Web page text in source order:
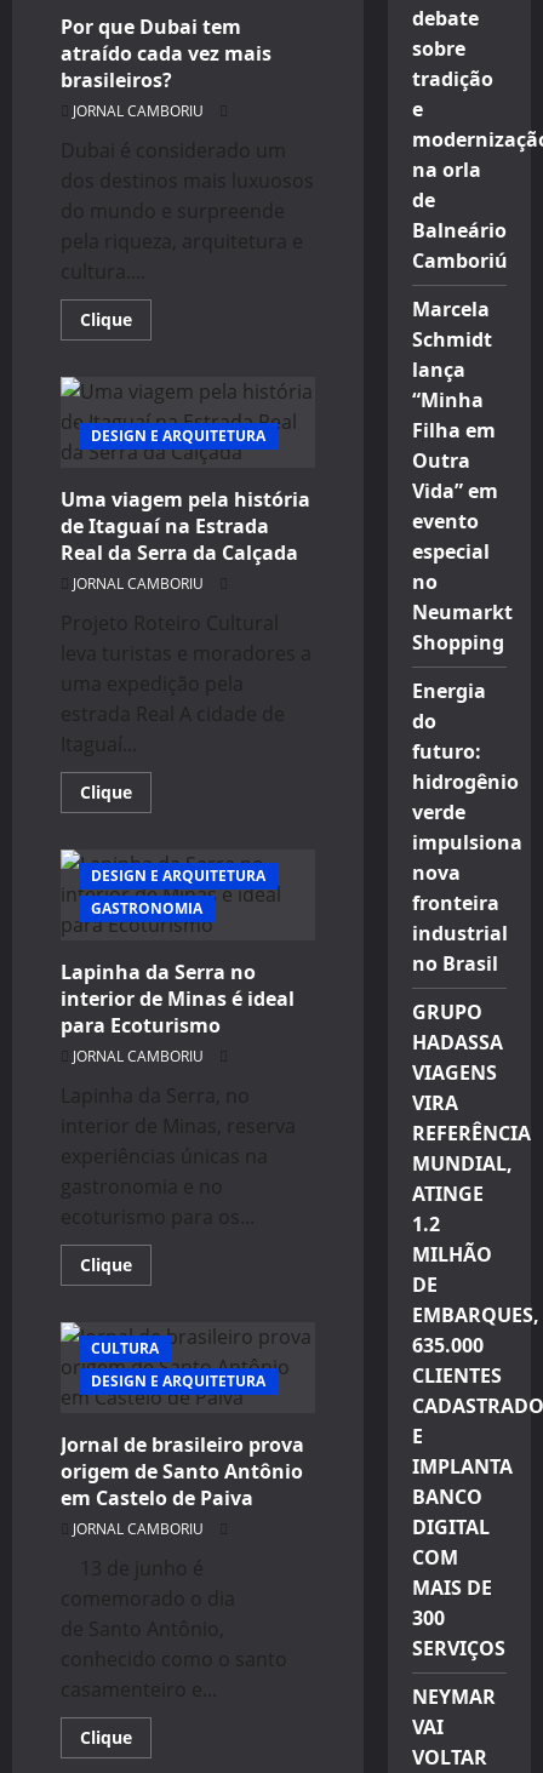
primeira
viagem
internacional
Por que Dubai tem
atraído cada vez mais
brasileiros?
JORNAL CAMBORIU
Dubai é considerado um
dos destinos mais luxuosos
do mundo e surpreende
pela riqueza, arquitetura e
cultura....
CliqueRead
more
que
Dubai
tem
atraído
cada
brasileiros?
DESIGN E ARQUITETURA
Uma viagem pela história
de Itaguaí na Estrada
Real da Serra da Calçada
JORNAL CAMBORIU
Projeto Roteiro Cultural
leva turistas e moradores a
uma expedição pela
estrada Real A cidade de
Itaguaí...
CliqueRead
more
viagem
pela
história
de
Itaguaí
Estrada
Real
da
Serra
da
Calçada
DESIGN E ARQUITETURA
GASTRONOMIA
Lapinha da Serra no
interior de Minas é ideal
para Ecoturismo
JORNAL CAMBORIU
Lapinha da Serra, no
interior de Minas, reserva
experiências únicas na
gastronomia e no
ecoturismo para os...
CliqueRead
more
da
Serra
no
interior
de
é
ideal
para
Ecoturismo
CULTURA
DESIGN E ARQUITETURA
Jornal de brasileiro prova
origem de Santo Antônio
em Castelo de Paiva
JORNAL CAMBORIU
13 de junho é
comemorado o dia
de Santo Antônio,
conhecido como o santo
casamenteiro e...
CliqueRead
more
debate
sobre
tradição
e
na orla
de
Balneário
Camboriú
Marcela
Schmidt
lança
“Minha
Filha em
Outra
Vida” em
evento
especial
no
Neumarkt
Shopping
Energia
do
futuro:
hidrogênio
verde
impulsiona
nova
fronteira
industrial
no Brasil
GRUPO
HADASSA
VIAGENS
VIRA
REFERÊNCIA
MUNDIAL,
ATINGE
1.2
MILHÃO
DE
EMBARQUES,
635.000
CLIENTES
E
IMPLANTA
BANCO
DIGITAL
COM
MAIS DE
300
SERVIÇOS
NEYMAR
VAI
VOLTAR